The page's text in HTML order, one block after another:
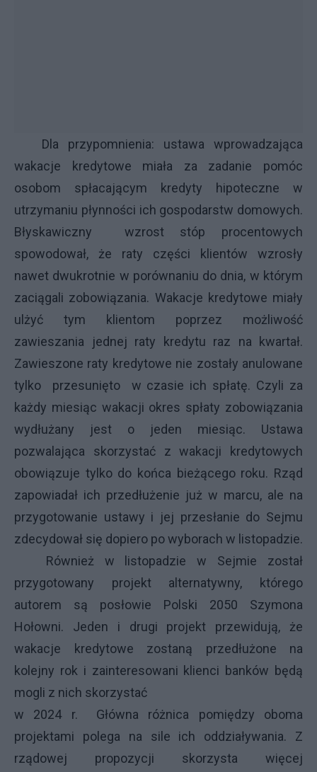
Dla przypomnienia: ustawa wprowadzająca
wakacje kredytowe miała za zadanie pomóc
osobom spłacającym kredyty hipoteczne w
utrzymaniu płynności ich gospodarstw domowych.
Błyskawiczny wzrost stóp procentowych
spowodował, że raty części klientów wzrosły
nawet dwukrotnie w porównaniu do dnia, w którym
zaciągali zobowiązania. Wakacje kredytowe miały
ulżyć tym klientom poprzez możliwość
zawieszania jednej raty kredytu raz na kwartał.
Zawieszone raty kredytowe nie zostały anulowane
tylko przesunięto w czasie ich spłatę. Czyli za
każdy miesiąc wakacji okres spłaty zobowiązania
wydłużany jest o jeden miesiąc. Ustawa
pozwalająca skorzystać z wakacji kredytowych
obowiązuje tylko do końca bieżącego roku. Rząd
zapowiadał ich przedłużenie już w marcu, ale na
przygotowanie ustawy i jej przesłanie do Sejmu
zdecydował się dopiero po wyborach w listopadzie.
Również w listopadzie w Sejmie został
przygotowany projekt alternatywny, którego
autorem są posłowie Polski 2050 Szymona
Hołowni. Jeden i drugi projekt przewidują, że
wakacje kredytowe zostaną przedłużone na
kolejny rok i zainteresowani klienci banków będą
mogli z nich skorzystać
w 2024 r. Główna różnica pomiędzy oboma
projektami polega na sile ich oddziaływania. Z
rządowej propozycji skorzysta więcej